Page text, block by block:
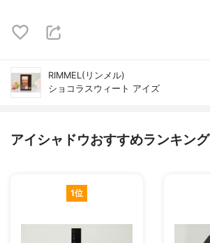
RIMMEL(リンメル)
ショコラスウィート アイズ
アイシャドウおすすめランキング
1位